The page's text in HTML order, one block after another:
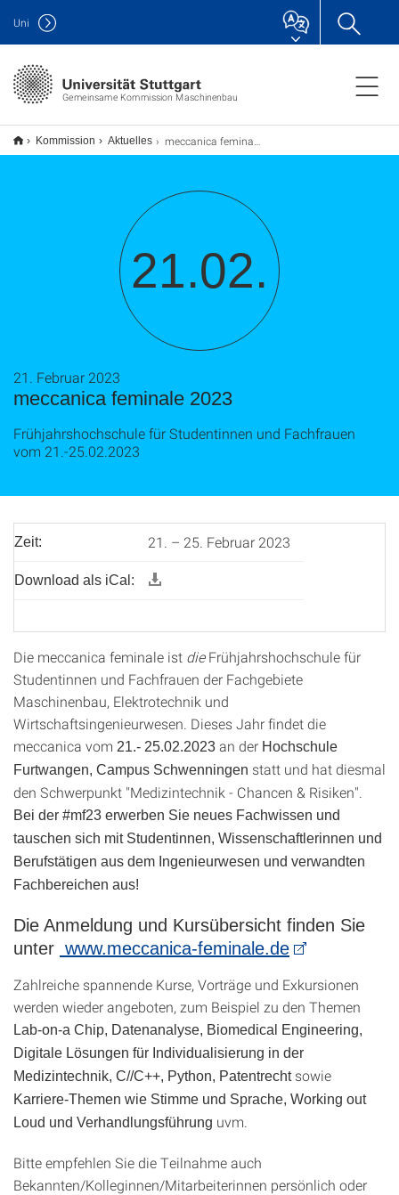
Gemeinsame Kommission Maschinenbau
Uni
Kommission Aktuelles meccanica feminale 2023
21.02.
meccanica feminale 2023
21. Februar 2023
Frühjahrshochschule für Studentinnen und Fachfrauen
vom 21.-25.02.2023
Zeit: 21. – 25. Februar 2023
Download als iCal:
Die meccanica feminale ist dieFrühjahrshochschule für
Studentinnen und Fachfrauen der Fachgebiete
Maschinenbau, Elektrotechnik und
Wirtschaftsingenieurwesen. Dieses Jahr findet die
meccanica vom 21.- 25.02.2023 an der Hochschule
Furtwangen, Campus Schwenningen statt und hat diesmal
den Schwerpunkt "Medizintechnik - Chancen & Risiken".
Bei der #mf23 erwerben Sie neues Fachwissen und
tauschen sich mit Studentinnen, Wissenschaftlerinnen und
Berufstätigen aus dem Ingenieurwesen und verwandten
Fachbereichen aus!
Die Anmeldung und Kursübersicht finden Sie
unter www.meccanica-feminale.de
Zahlreiche spannende Kurse, Vorträge und Exkursionen
werden wieder angeboten, zum Beispiel zu den Themen
Lab-on-a Chip, Datenanalyse, Biomedical Engineering,
Digitale Lösungen für Individualisierung in der
Medizintechnik, C//C++, Python, Patentrechtsowie
Karriere-Themen wie Stimme und Sprache, Working out
Loud und Verhandlungsführung uvm.
Bitte empfehlen Sie die Teilnahme auch
Bekannten/Kolleginnen/Mitarbeiterinnen persönlich oder